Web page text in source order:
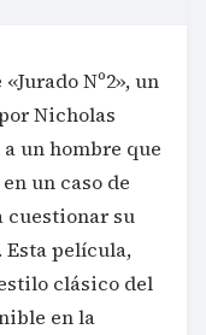
Nº2», un
Nicholas
un hombre que
un caso de
cuestionar su
película,
clásico del
en la